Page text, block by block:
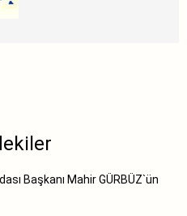
Başkanı Mahir GÜRBÜZ`ün